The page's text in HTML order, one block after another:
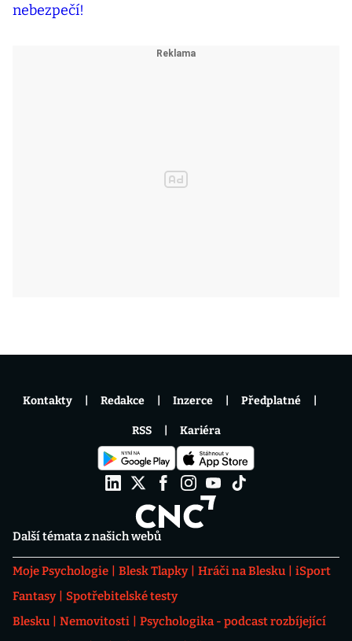
Další témata z našich webů
Moje Psychologie Blesk Tlapky Hráči na Blesku
iSport
Fantasy
Spotřebitelské testy
Blesku
Nemovitosti
Psychologika - podcast rozbíjející
Kontakty Redakce Inzerce Předplatné
RSS Kariéra